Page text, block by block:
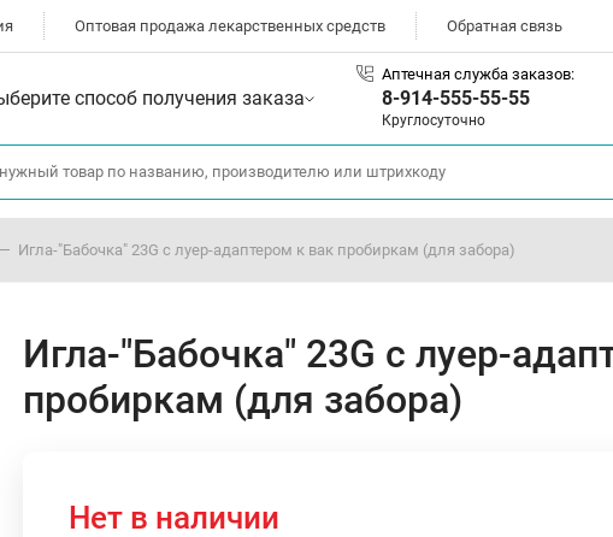
Оптовая продажа лекарственных средств Обратная связь
способ получения заказа
Аптечная служба заказов:
8-914-555-55-55
Круглосуточно
Игла-"Бабочка" 23G с луер-адаптером к вак пробиркам (для забора)
Игла-"Бабочка" 23G с луер-
пробиркам (для забора)
Нет в наличии